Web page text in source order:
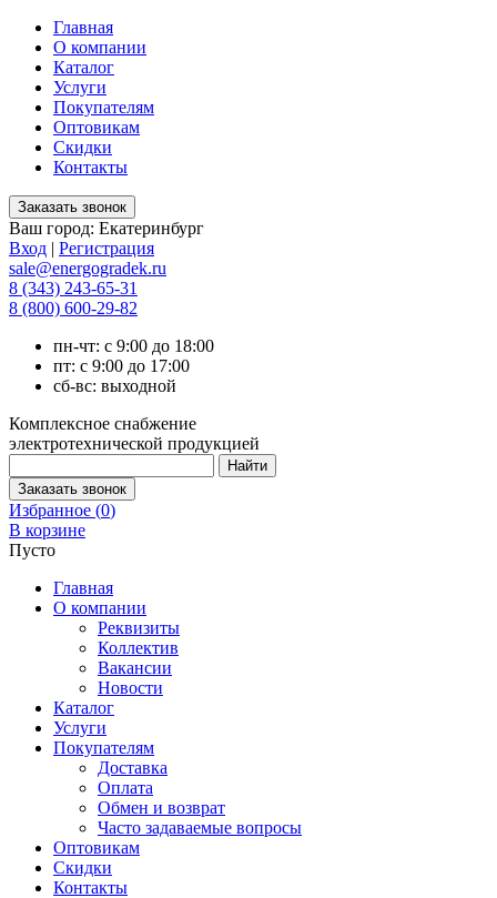
Главная
О компании
Каталог
Услуги
Покупателям
Оптовикам
Скидки
Контакты
Ваш город: Екатеринбург
Вход | Регистрация
sale@energogradek.ru
8 (343) 243-65-31
8 (800) 600-29-82
пн-чт: с 9:00 до 18:00
пт: с 9:00 до 17:00
сб-вс: выходной
Комплексное снабжение
электротехнической продукцией
Избранное (0)
В корзине
Пусто
Главная
О компании
Реквизиты
Коллектив
Вакансии
Новости
Каталог
Услуги
Покупателям
Доставка
Оплата
Обмен и возврат
Часто задаваемые вопросы
Оптовикам
Скидки
Контакты